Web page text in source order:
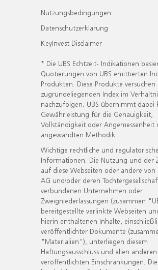
Nutzungsbedingungen
Datenschutzerklärung
KeyInvest Disclaimer
* Die UBS Echtzeit- Indikationen
Quotierungen von UBS emittierten
Produkten. Diese Produkte versuchen
zugrundeliegenden Index im
nachzufolgen. UBS übernimmt dabei
Gewährleistung für die Genauigkeit,
Vollständigkeit oder Angemessenheit
angewandten Methodik.
Wichtige rechtliche und regulatorische
Informationen. Die Nutzung und der
auf diese Webseiten oder andere von
AG und/oder deren
verbundenen Unternehmen oder
Zweigniederlassungen (zusammen
bereitgestellte verlinkte Webseiten
hierin enthaltenen Inhalte,
veröffentlichter Dokumente
"Materialien"), unterliegen diesem
Haftungsausschluss und allen anderen
veröffentlichten Einschränkungen.